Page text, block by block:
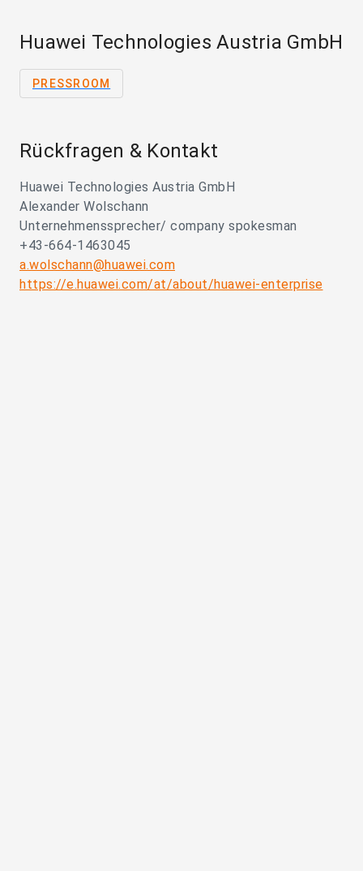
Huawei Technologies Austria GmbH
PRESSROOM
Rückfragen & Kontakt
Huawei Technologies Austria GmbH
Alexander Wolschann
Unternehmenssprecher/ company spokesman
+43-664-1463045
a.wolschann@huawei.com
https://e.huawei.com/at/about/huawei-enterprise